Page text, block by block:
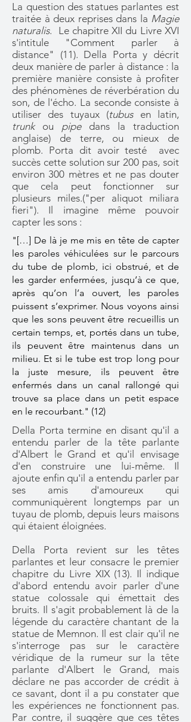
La question des statues parlantes est
traitée à deux reprises dans la Magie
naturalis. Le chapitre XII du Livre XVI
s'intitule "Comment parler à
distance" (11). Della Porta y décrit
deux manière de parler à distance : la
première manière consiste à profiter
des phénomènes de réverbération du
son, de l'écho. La seconde consiste à
utiliser des tuyaux (tubus en latin,
trunk ou pipe dans la traduction
anglaise) de terre, ou mieux de
plomb. Porta dit avoir testé avec
succès cette solution sur 200 pas, soit
environ 300 mètres et ne pas douter
que cela peut fonctionner sur
plusieurs miles.("per aliquot miliara
fieri"). Il imagine même pouvoir
capter les sons :
"[…] De là je me mis en tête de capter
les paroles véhiculées sur le parcours
du tube de plomb, ici obstrué, et de
les garder enfermées, jusqu’à ce que,
après qu’on l’a ouvert, les paroles
puissent s’exprimer. Nous voyons ainsi
que les sons peuvent être recueillis un
certain temps, et, portés dans un tube,
ils peuvent être maintenus dans un
milieu. Et si le tube est trop long pour
la juste mesure, ils peuvent être
enfermés dans un canal rallongé qui
trouve sa place dans un petit espace
en le recourbant." (12)
Della Porta termine en disant qu'il a
entendu parler de la tête parlante
d'Albert le Grand et qu'il envisage
d'en construire une lui-même. Il
ajoute enfin qu'il a entendu parler par
ses amis d'amoureux qui
communiquèrent longtemps par un
tuyau de plomb, depuis leurs maisons
qui étaient éloignées.
Della Porta revient sur les têtes
parlantes et leur consacre le premier
chapitre du Livre XIX (13). Il indique
d'abord entendu avoir parler d'une
statue colossale qui émettait des
bruits. Il s'agit probablement là de la
légende du caractère chantant de la
statue de Memnon. Il est clair qu'il ne
s'interroge pas sur le caractère
véridique de la rumeur sur la tête
parlante d'Albert le Grand, mais
déclare ne pas accorder de crédit à
ce savant, dont il a pu constater que
les expériences ne fonctionnent pas.
Par contre, il suggère que ces têtes